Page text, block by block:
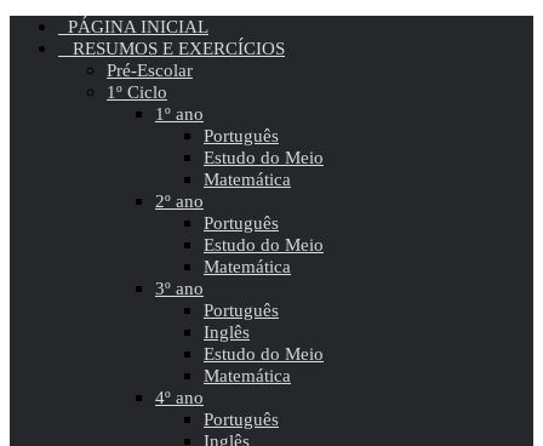
PÁGINA INICIAL
RESUMOS E EXERCÍCIOS
Pré-Escolar
1º Ciclo
1º ano
Português
Estudo do Meio
Matemática
2º ano
Português
Estudo do Meio
Matemática
3º ano
Português
Inglês
Estudo do Meio
Matemática
4º ano
Português
Inglês